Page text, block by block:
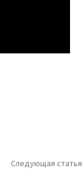
Следующая статья